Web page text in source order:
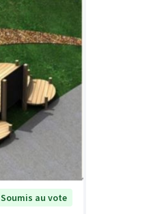
Soumis au vote